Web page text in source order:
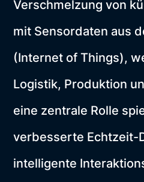
Verschmelzung von
mit Sensordaten aus
(Internet of Things),
Logistik, Produktion
eine zentrale Rolle
verbesserte Echtzeit-
intelligente